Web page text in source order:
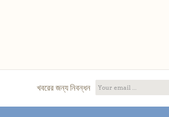
খবরের জন্য নিবন্ধন